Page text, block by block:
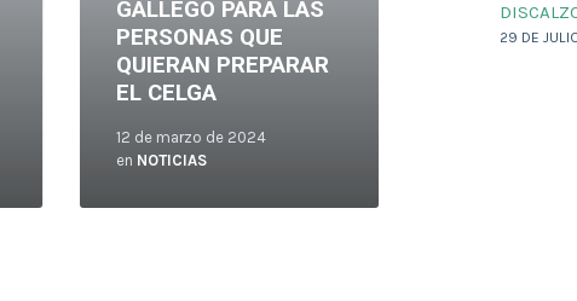
GALLEGO PARA LAS
PERSONAS QUE
QUIERAN PREPARAR
EL CELGA
12 de marzo de 2024
en NOTICIAS
29 DE